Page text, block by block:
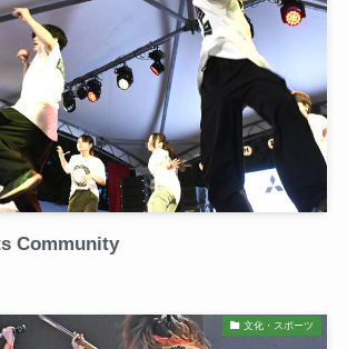
Community
文化・スポーツ